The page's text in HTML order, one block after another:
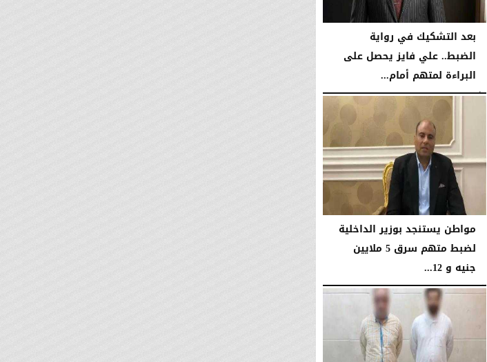
بعد التشكيك في رواية
الضبط.. علي فايز يحصل على
البراءة لمتهم أمام...
الأربعاء، 10 يونيو 2026 09:31 مـ
مواطن يستنجد بوزير الداخلية
لضبط متهم سرق 5 ملايين
جنيه و 12...
الجمعة، 8 مايو 2026 08:39 مـ